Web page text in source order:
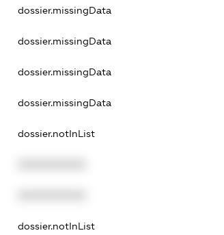
dossier.missingData
dossier.missingData
dossier.missingData
dossier.missingData
dossier.notInList
dossier.notInList